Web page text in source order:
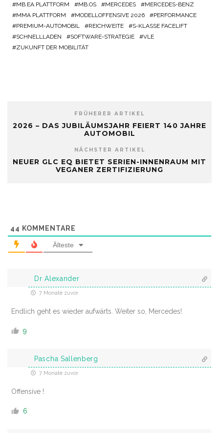
MB.EA PLATTFORM
MB.OS MERCEDES
MERCEDES-BENZ
MMA PLATTFORM
MODELLOFFENSIVE 2026
PERFORMANCE
PREMIUM-AUTOMOBIL
REICHWEITE
S-KLASSE FACELIFT
SCHNELLLADEN
SOFTWARE-STRATEGIE
VLE
ZUKUNFT DER MOBILITÄT
FRÜHERER ARTIKEL
2026 – DAS JUBILÄUMSJAHR FEIERT 140 JAHRE
AUTOMOBIL
NÄCHSTER ARTIKEL
NEUER GLC EQ BIETET SERIEN-INNENRAUM MIT
VEGANER ZERTIFIZIERUNG
44 KOMMENTARE
Älteste
Dr Alexander
7 Monate zuvor
Endlich geht es wieder aufwärts. Weiter so, Mercedes!
9
Pascha Sallenberg
7 Monate zuvor
Offensive !
6